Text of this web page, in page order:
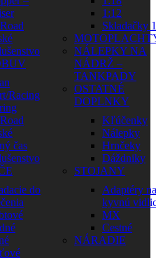
Racing
čas
do
1:12
Skladačky
NÁLEPKY NA
NÁDRŽ –
TANKPADY
OSTATNÉ
DOPLNKY
Kľúčenky
Nálepky
Hrnčeky
Dáždniky
STOJANY
Adaptéry na
kyvnú
MX
Cestné
NÁRADIE